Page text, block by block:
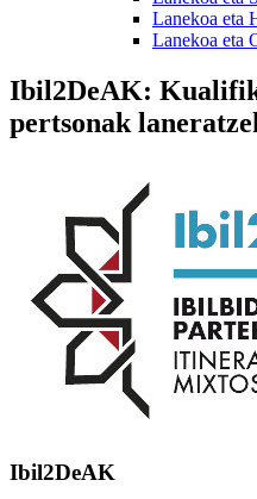
Lanekoa eta
Lanekoa eta
Ibil2DeAK:
pertsonak
Ibil2DeAK